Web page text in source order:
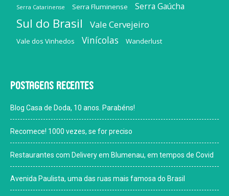
Serra Catarinense Serra Fluminense Serra Gaúcha
Sul do Brasil Vale Cervejeiro
Vale dos Vinhedos Vinícolas Wanderlust
Postagens recentes
Blog Casa de Doda, 10 anos. Parabéns!
Recomece! 1000 vezes, se for preciso
Restaurantes com Delivery em Blumenau, em tempos de Covid
Avenida Paulista, uma das ruas mais famosa do Brasil